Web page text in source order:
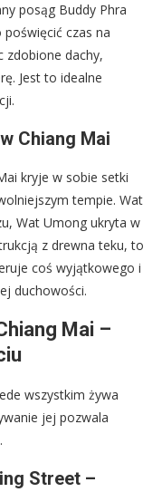
posąg Buddy Phra
czas na
zdobione dachy,
Jest to idealne
Chiang Mai
kryje w sobie setki
tempie. Wat
Wat Umong ukryta w
z drewna teku, to
coś wyjątkowego i
duchowości.
Mai –
wszystkim żywa
jej pozwala
Street –